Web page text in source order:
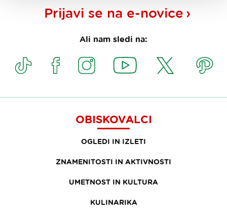
Prijavi se na e-novice
Ali nam sledi na:
OBISKOVALCI
OGLEDI IN IZLETI
ZNAMENITOSTI IN AKTIVNOSTI
UMETNOST IN KULTURA
KULINARIKA